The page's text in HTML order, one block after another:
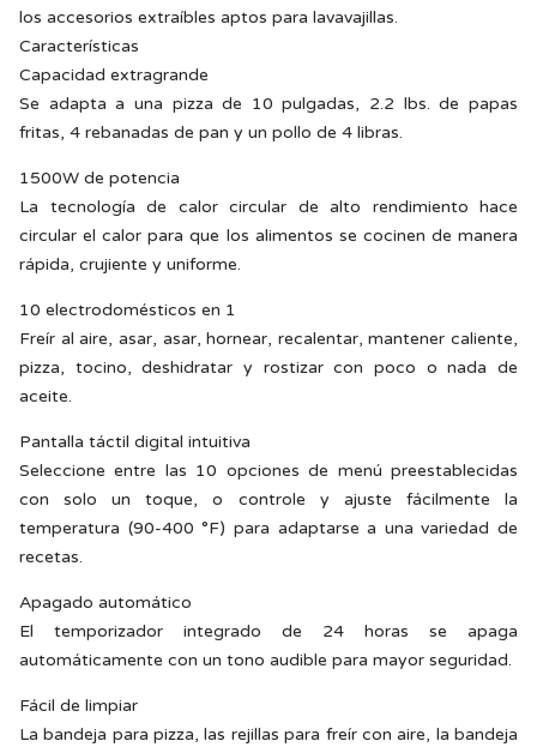
los accesorios extraíbles aptos para lavavajillas.
Características
Capacidad extragrande
Se adapta a una pizza de 10 pulgadas, 2.2 lbs. de papas
fritas, 4 rebanadas de pan y un pollo de 4 libras.
1500W de potencia
La tecnología de calor circular de alto rendimiento hace
circular el calor para que los alimentos se cocinen de manera
rápida, crujiente y uniforme.
10 electrodomésticos en 1
Freír al aire, asar, asar, hornear, recalentar, mantener caliente,
pizza, tocino, deshidratar y rostizar con poco o nada de
aceite.
Pantalla táctil digital intuitiva
Seleccione entre las 10 opciones de menú preestablecidas
con solo un toque, o controle y ajuste fácilmente la
temperatura (90-400 °F) para adaptarse a una variedad de
recetas.
Apagado automático
El temporizador integrado de 24 horas se apaga
automáticamente con un tono audible para mayor seguridad.
Fácil de limpiar
La bandeja para pizza, las rejillas para freír con aire, la bandeja